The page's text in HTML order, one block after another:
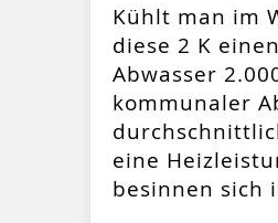
Kühlt man im
diese 2 K
Abwasser
kommunaler
eine
besinnen sich